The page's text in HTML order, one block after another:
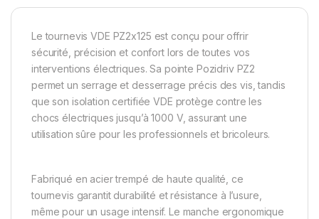
Le tournevis VDE PZ2x125 est conçu pour offrir
sécurité, précision et confort lors de toutes vos
interventions électriques. Sa pointe Pozidriv PZ2
permet un serrage et desserrage précis des vis, tandis
que son isolation certifiée VDE protège contre les
chocs électriques jusqu’à 1000 V, assurant une
utilisation sûre pour les professionnels et bricoleurs.
Fabriqué en acier trempé de haute qualité, ce
tournevis garantit durabilité et résistance à l’usure,
même pour un usage intensif. Le manche ergonomique